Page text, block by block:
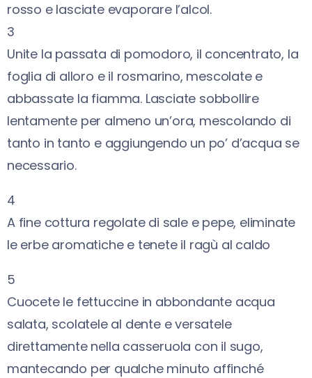
rosso e lasciate evaporare l’alcol.
3
Unite la passata di pomodoro, il concentrato, la
foglia di alloro e il rosmarino, mescolate e
abbassate la fiamma. Lasciate sobbollire
lentamente per almeno un’ora, mescolando di
tanto in tanto e aggiungendo un po’ d’acqua se
necessario.
4
A fine cottura regolate di sale e pepe, eliminate
le erbe aromatiche e tenete il ragù al caldo
5
Cuocete le fettuccine in abbondante acqua
salata, scolatele al dente e versatele
direttamente nella casseruola con il sugo,
mantecando per qualche minuto affinché